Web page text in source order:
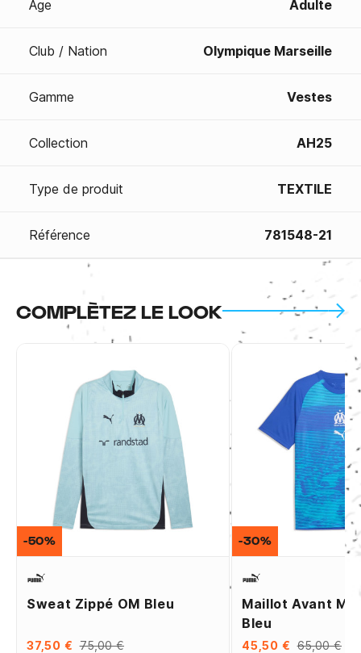
Age Adulte
Club / Nation Olympique Marseille
Gamme Vestes
Collection AH25
Type de produit TEXTILE
Référence 781548-21
COMPLÈTEZ LE LOOK
Sweat Zippé OM Bleu
37,50 € 75,00 €
-50%
Maillot Avant
Bleu
45,50 € 65,00 €
-30%